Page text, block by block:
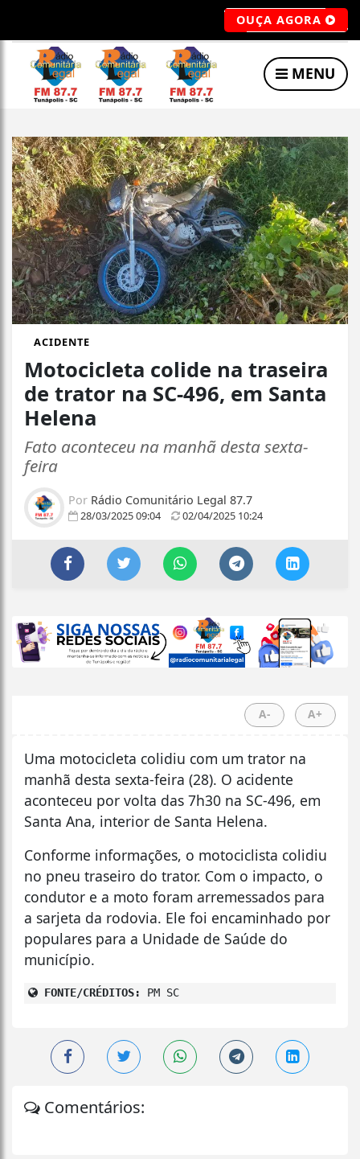
OUÇA AGORA
MENU
ACIDENTE
Motocicleta colide na traseira
de trator na SC-496, em Santa
Helena
Fato aconteceu na manhã desta sexta-
feira
Por Rádio Comunitário Legal 87.7
28/03/2025 09:04 02/04/2025 10:24
A- A+
Uma motocicleta colidiu com um trator na
manhã desta sexta-feira (28). O acidente
aconteceu por volta das 7h30 na SC-496, em
Santa Ana, interior de Santa Helena.
Conforme informações, o motociclista colidiu
no pneu traseiro do trator. Com o impacto, o
condutor e a moto foram arremessados para
a sarjeta da rodovia. Ele foi encaminhado por
populares para a Unidade de Saúde do
município.
FONTE/CRÉDITOS: PM SC
Comentários: